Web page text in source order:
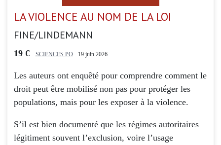
LA VIOLENCE AU NOM DE LA LOI
FINE/LINDEMANN
19 € - SCIENCES PO- 19 juin 2026 -
Les auteurs ont enquêté pour comprendre comment le
droit peut être mobilisé non pas pour protéger les
populations, mais pour les exposer à la violence.
S’il est bien documenté que les régimes autoritaires
légitiment souvent l’exclusion, voire l’usage